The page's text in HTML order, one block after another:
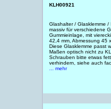
KLH00921
Glashalter / Glasklemme /
massiv für verschiedene
Gummieinlage, mit
42,4 mm, Abmessung 45
Diese Glasklemme passt
Maßen optisch nicht zu
Schrauben bitte etwas
verhindern, siehe auch
... mehr